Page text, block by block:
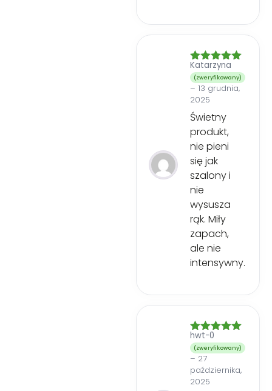
Oceniono
na 5
Katarzyna
(zweryfikowany)
– 13 grudnia,
2025
Świetny
produkt,
nie pieni
się jak
szalony i
nie
wysusza
rąk. Miły
zapach,
ale nie
intensywny.
Oceniono
na 5
hwt-0
(zweryfikowany)
– 27
października,
2025